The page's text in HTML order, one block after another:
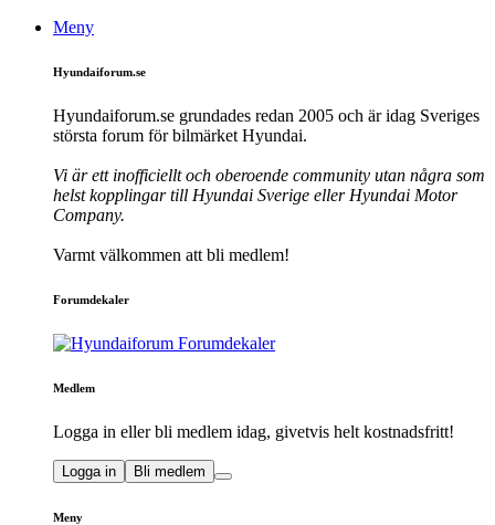
Meny
Hyundaiforum.se
Hyundaiforum.se grundades redan 2005 och är idag Sveriges
största forum för bilmärket Hyundai.
Vi är ett inofficiellt och oberoende community utan några som
helst kopplingar till Hyundai Sverige eller Hyundai Motor
Company.
Varmt välkommen att bli medlem!
Forumdekaler
Medlem
Logga in eller bli medlem idag, givetvis helt kostnadsfritt!
Logga in Bli medlem
Meny